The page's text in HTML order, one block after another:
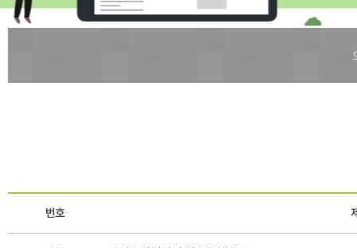
오시는길
번호